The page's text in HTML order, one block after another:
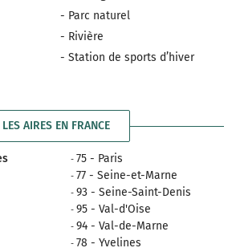
- Parc naturel
- Rivière
- Station de sports d’hiver
LES AIRES EN FRANCE
75 - Paris
77 - Seine-et-Marne
93 - Seine-Saint-Denis
95 - Val-d'Oise
94 - Val-de-Marne
78 - Yvelines